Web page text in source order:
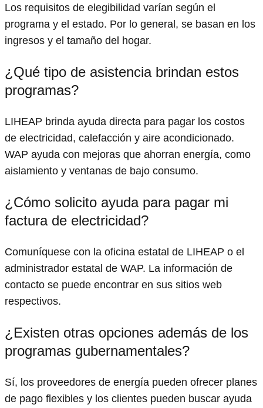
Los requisitos de elegibilidad varían según el
programa y el estado. Por lo general, se basan en los
ingresos y el tamaño del hogar.
¿Qué tipo de asistencia brindan estos
programas?
LIHEAP brinda ayuda directa para pagar los costos
de electricidad, calefacción y aire acondicionado.
WAP ayuda con mejoras que ahorran energía, como
aislamiento y ventanas de bajo consumo.
¿Cómo solicito ayuda para pagar mi
factura de electricidad?
Comuníquese con la oficina estatal de LIHEAP o el
administrador estatal de WAP. La información de
contacto se puede encontrar en sus sitios web
respectivos.
¿Existen otras opciones además de los
programas gubernamentales?
Sí, los proveedores de energía pueden ofrecer planes
de pago flexibles y los clientes pueden buscar ayuda